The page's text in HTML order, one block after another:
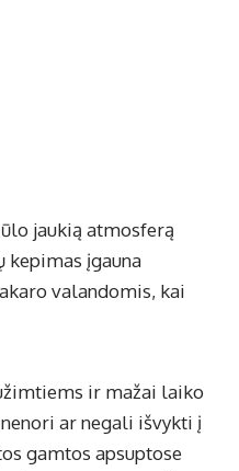
jaukią atmosferą
kepimas įgauna
valandomis, kai
ir mažai laiko
ar negali išvykti į
gamtos apsuptose